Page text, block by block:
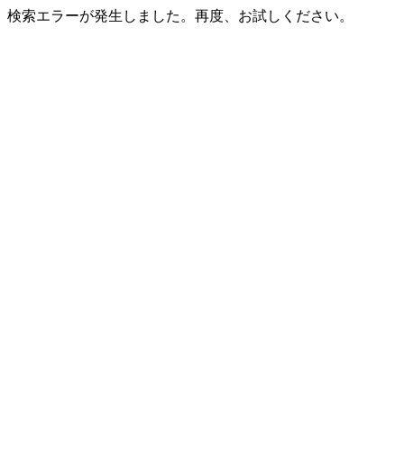
検索エラーが発生しました。再度、お試しください。